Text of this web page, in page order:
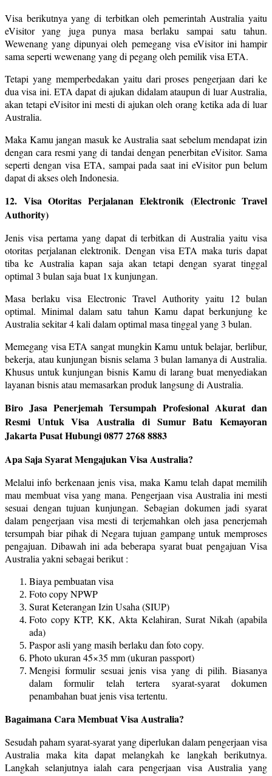
Visa berikutnya yang di terbitkan oleh pemerintah Australia yaitu
eVisitor yang juga punya masa berlaku sampai satu tahun.
Wewenang yang dipunyai oleh pemegang visa eVisitor ini hampir
sama seperti wewenang yang di pegang oleh pemilik visa ETA.
Tetapi yang memperbedakan yaitu dari proses pengerjaan dari ke
dua visa ini. ETA dapat di ajukan didalam ataupun di luar Australia,
akan tetapi eVisitor ini mesti di ajukan oleh orang ketika ada di luar
Australia.
Maka Kamu jangan masuk ke Australia saat sebelum mendapat izin
dengan cara resmi yang di tandai dengan penerbitan eVisitor. Sama
seperti dengan visa ETA, sampai pada saat ini eVisitor pun belum
dapat di akses oleh Indonesia.
12. Visa Otoritas Perjalanan Elektronik (Electronic Travel
Authority)
Jenis visa pertama yang dapat di terbitkan di Australia yaitu visa
otoritas perjalanan elektronik. Dengan visa ETA maka turis dapat
tiba ke Australia kapan saja akan tetapi dengan syarat tinggal
optimal 3 bulan saja buat 1x kunjungan.
Masa berlaku visa Electronic Travel Authority yaitu 12 bulan
optimal. Minimal dalam satu tahun Kamu dapat berkunjung ke
Australia sekitar 4 kali dalam optimal masa tinggal yang 3 bulan.
Memegang visa ETA sangat mungkin Kamu untuk belajar, berlibur,
bekerja, atau kunjungan bisnis selama 3 bulan lamanya di Australia.
Khusus untuk kunjungan bisnis Kamu di larang buat menyediakan
layanan bisnis atau memasarkan produk langsung di Australia.
Biro Jasa Penerjemah Tersumpah Profesional Akurat dan
Resmi Untuk Visa Australia di Sumur Batu Kemayoran
Jakarta Pusat Hubungi 0877 2768 8883
Apa Saja Syarat Mengajukan Visa Australia?
Melalui info berkenaan jenis visa, maka Kamu telah dapat memilih
mau membuat visa yang mana. Pengerjaan visa Australia ini mesti
sesuai dengan tujuan kunjungan. Sebagian dokumen jadi syarat
dalam pengerjaan visa mesti di terjemahkan oleh jasa penerjemah
tersumpah biar pihak di Negara tujuan gampang untuk memproses
pengajuan. Dibawah ini ada beberapa syarat buat pengajuan Visa
Australia yakni sebagai berikut :
Biaya pembuatan visa
Foto copy NPWP
Surat Keterangan Izin Usaha (SIUP)
Foto copy KTP, KK, Akta Kelahiran, Surat Nikah (apabila
ada)
Paspor asli yang masih berlaku dan foto copy.
Photo ukuran 45×35 mm (ukuran passport)
Mengisi formulir sesuai jenis visa yang di pilih. Biasanya
dalam formulir telah tertera syarat-syarat dokumen
penambahan buat jenis visa tertentu.
Bagaimana Cara Membuat Visa Australia?
Sesudah paham syarat-syarat yang diperlukan dalam pengerjaan visa
Australia maka kita dapat melangkah ke langkah berikutnya.
Langkah selanjutnya ialah cara pengerjaan visa Australia yang